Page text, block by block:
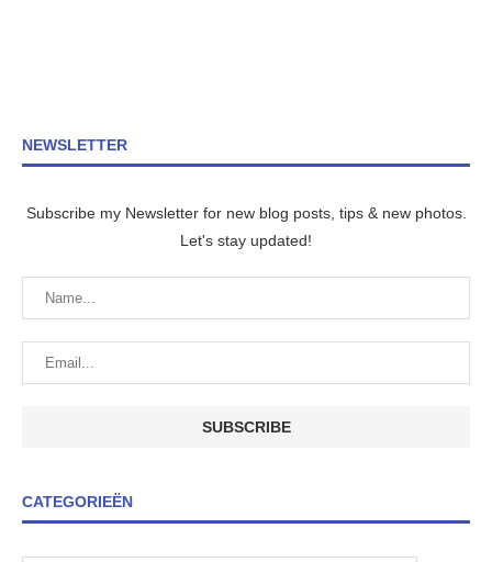
NEWSLETTER
Subscribe my Newsletter for new blog posts, tips & new photos.
Let's stay updated!
CATEGORIEËN